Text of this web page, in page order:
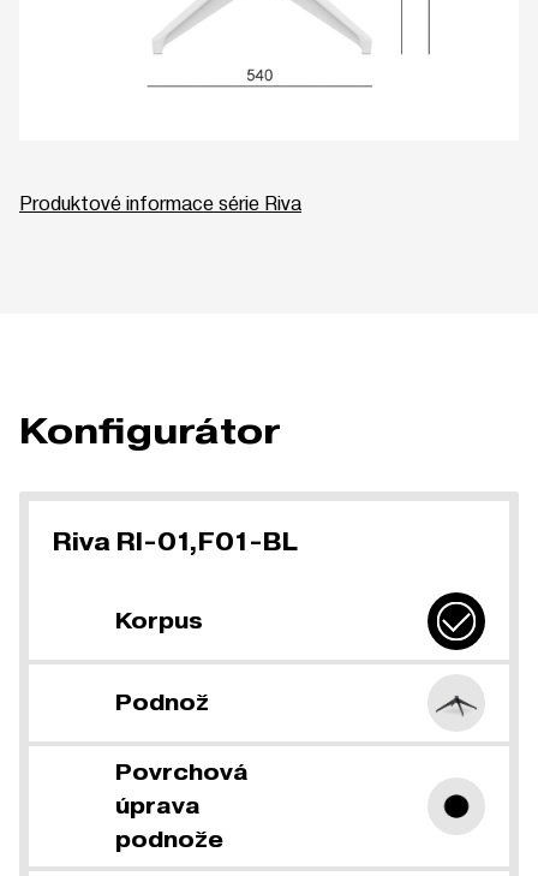
Produktové informace série Riva
Konfigurátor
Riva RI-01,F01-BL
Korpus
Podnož
Povrchová
úprava
podnože